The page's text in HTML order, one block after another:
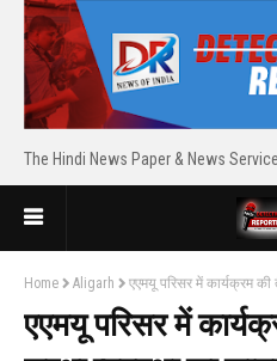
The Hindi News Paper & News
Home Aligarh एएमयू परिसर में कार्यक्रम की
एएमयू परिसर में